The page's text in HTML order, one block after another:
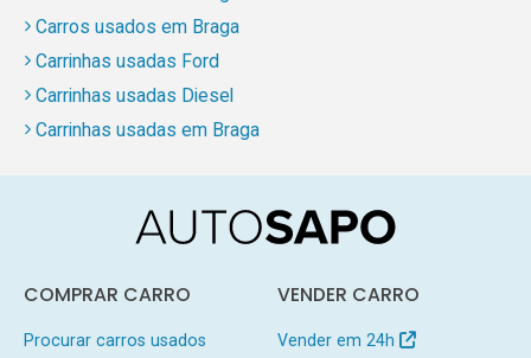
Carros usados em Braga
Carrinhas usadas Ford
Carrinhas usadas Diesel
Carrinhas usadas em Braga
COMPRAR CARRO
Procurar carros usados
VENDER CARRO
Vender em 24h